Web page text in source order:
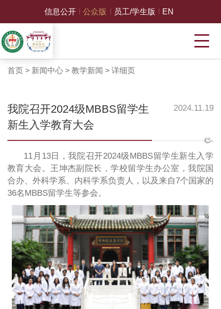
信息公开 公众版 员工/学生版 EN
首页 > 新闻中心> 教学新闻 > 详细页
我院召开2024级MBBS留学生
新生入学教育大会
2024.11.19
11月13日，我院召开2024级MBBS留学生新生入学
教育大会。王坤杰副院长，学校留学生办公室，我院国
合办、外科学系、内科学系负责人，以及来自7个国家的
36名MBBS留学生等参会。